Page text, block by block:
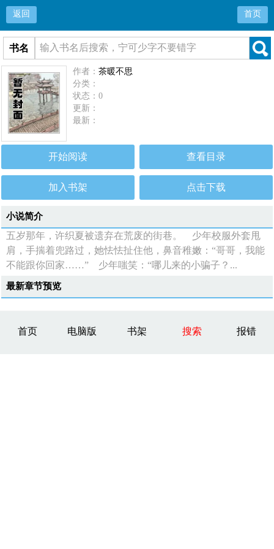
返回 首页
书名
作者：茶暖不思
分类：
状态：0
更新：
最新：
开始阅读 查看目录
加入书架 点击下载
小说简介
五岁那年，许织夏被遗弃在荒废的街巷。 少年校服外套甩
肩，手揣着兜路过，她怯怯扯住他，鼻音稚嫩：“哥哥，我能
不能跟你回家……” 少年嗤笑：“哪儿来的小骗子？...
最新章节预览
首页 电脑版 书架 搜索 报错